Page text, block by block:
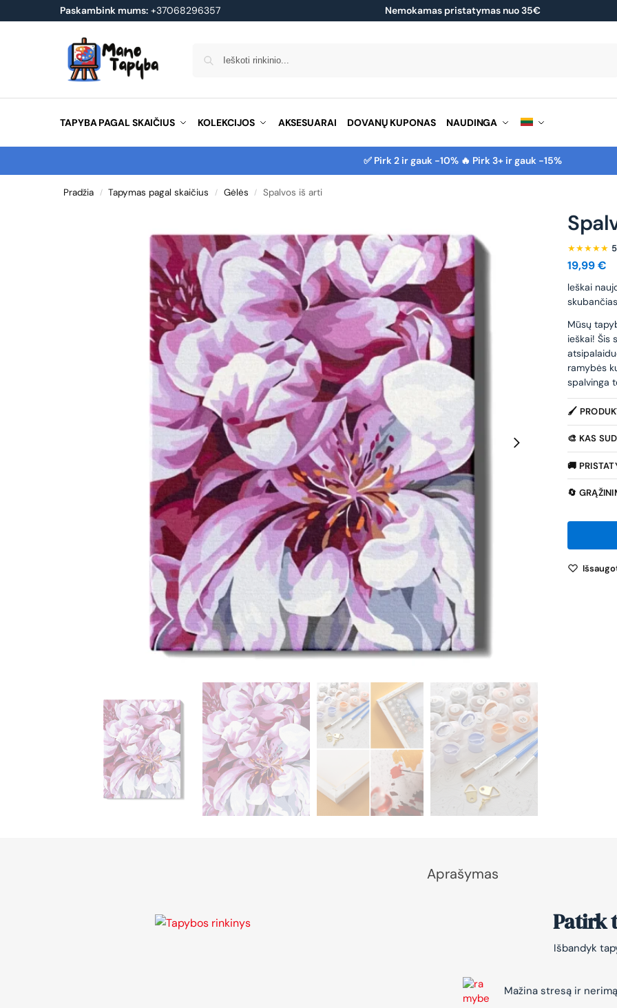
Paskambink mums: +37068296357 Nemokamas pristatymas nuo 35€
TAPYBA PAGAL SKAIČIUS KOLEKCIJOS AKSESUARAI DOVANŲ KUPONAS NAUDINGA
✅ Pirk 2 ir gauk -10% 🔥 Pirk 3+ ir gauk -15%
Pradžia / Tapymas pagal skaičius / Gėlės / Spalvos iš arti
★★★★★
19,99€
leškai
Mūsų
ieškai! Šis
ramybės
spalvinga
🖌️
🎨 KAS
🚚
🔄
Aprašymas
Patirk
Išbandyk
Mažina stresą ir nerimą